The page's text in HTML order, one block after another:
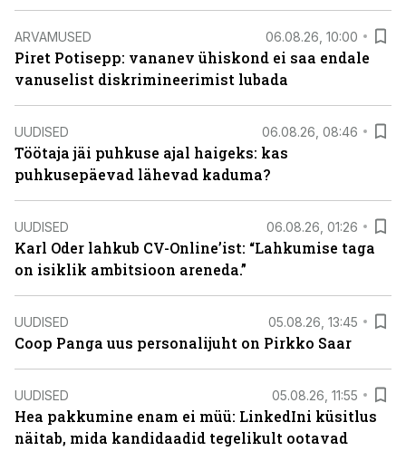
ARVAMUSED 06.08.26, 10:00
Piret Potisepp: vananev ühiskond ei saa endale
vanuselist diskrimineerimist lubada
UUDISED 06.08.26, 08:46
Töötaja jäi puhkuse ajal haigeks: kas
puhkusepäevad lähevad kaduma?
UUDISED 06.08.26, 01:26
Karl Oder lahkub CV-Online’ist: “Lahkumise taga
on isiklik ambitsioon areneda.”
UUDISED 05.08.26, 13:45
Coop Panga uus personalijuht on Pirkko Saar
UUDISED 05.08.26, 11:55
Hea pakkumine enam ei müü: LinkedIni küsitlus
näitab, mida kandidaadid tegelikult ootavad